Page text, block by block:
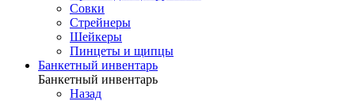
Совки
Стрейнеры
Шейкеры
Пинцеты и щипцы
Банкетный инвентарь
Банкетный инвентарь
Назад